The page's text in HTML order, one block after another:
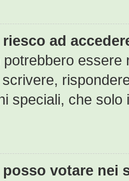
ad
speciali, che solo
posso votare nei